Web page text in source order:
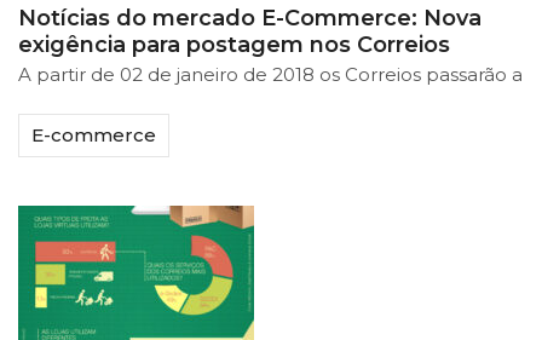
Notícias do mercado E-Commerce: Nova
exigência para postagem nos Correios
A partir de 02 de janeiro de 2018 os Correios passarão a
E-commerce